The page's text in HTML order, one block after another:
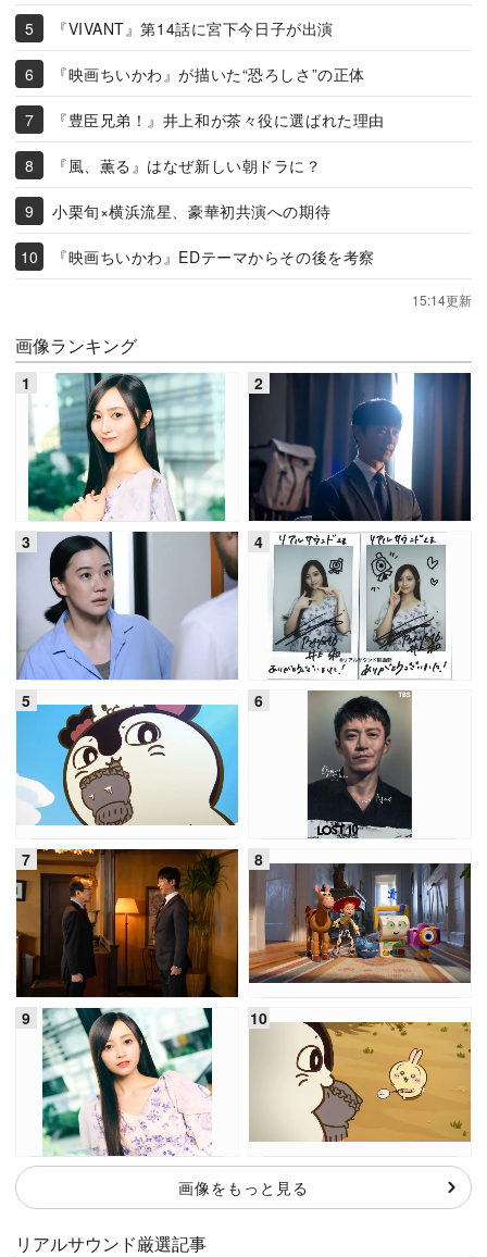
『VIVANT』第14話に宮下今日子が出演
『映画ちいかわ』が描いた“恐ろしさ”の正体
『豊臣兄弟！』井上和が茶々役に選ばれた理由
『風、薫る』はなぜ新しい朝ドラに？
小栗旬×横浜流星、豪華初共演への期待
『映画ちいかわ』EDテーマからその後を考察
15:14更新
画像ランキング
画像をもっと見る
リアルサウンド厳選記事